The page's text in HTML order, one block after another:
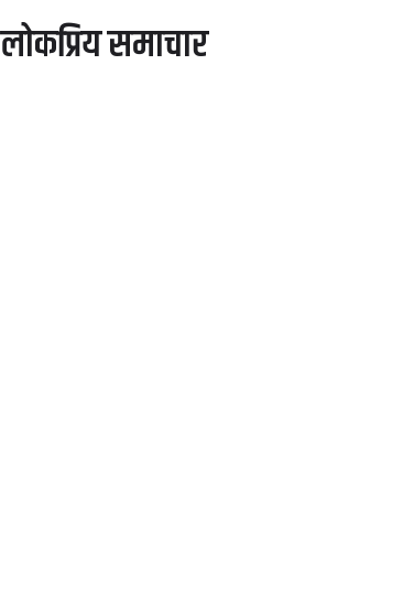
लोकप्रिय समाचार